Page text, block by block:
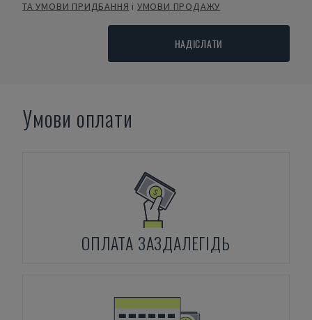
ТА УМОВИ ПРИДБАННЯ і УМОВИ ПРОДАЖУ
НАДІСЛАТИ
Умови оплати
ОПЛАТА ЗАЗДАЛЕГІДЬ